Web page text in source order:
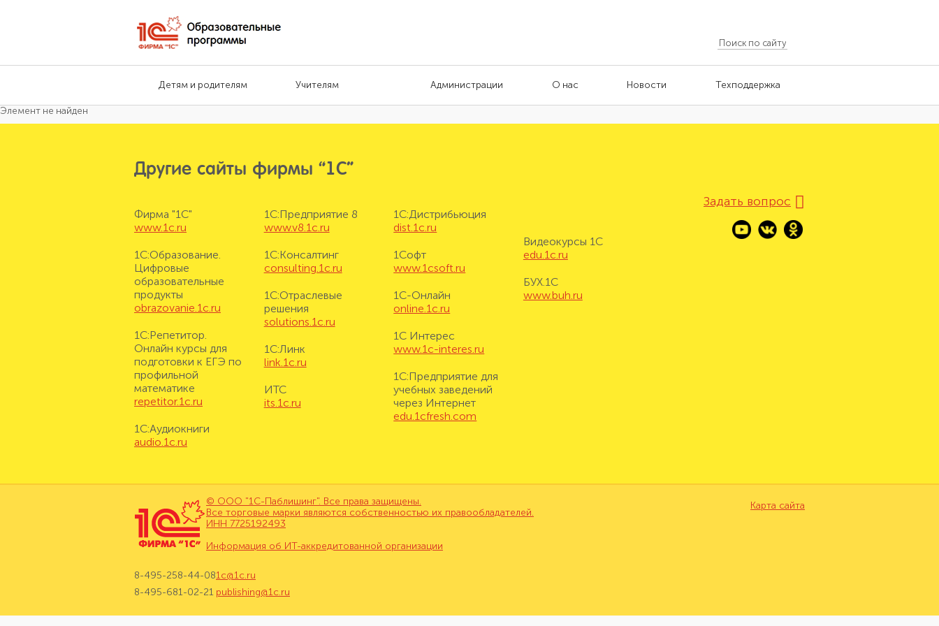
Детям и родителям Учителям Администрации О нас Новости Техподдержка
Элемент не найден
Другие сайты фирмы “1С”
Фирма "1С"
www.1c.ru
1С:Образование.
Цифровые
образовательные
продукты
obrazovanie.1c.ru
1С:Репетитор.
Онлайн курсы для
подготовки к ЕГЭ по
профильной
математике
repetitor.1c.ru
1С:Аудиокниги
audio.1c.ru
1С:Предприятие 8
www.v8.1c.ru
1С:Консалтинг
consulting.1c.ru
1С:Отраслевые
решения
solutions.1c.ru
1С:Линк
link.1c.ru
ИТС
its.1c.ru
1С:Дистрибьюция
dist.1c.ru
1Софт
www.1csoft.ru
1С-Онлайн
online.1c.ru
1С Интерес
www.1c-interes.ru
1С:Предприятие для
учебных заведений
через Интернет
edu.1cfresh.com
Видеокурсы 1С
edu.1c.ru
БУХ.1С
www.buh.ru
Задать вопрос
© ООО "1С-Паблишинг". Все права защищены.
Все торговые марки являются собственностью их правообладателей.
ИНН 7725192493
Информация об ИТ-аккредитованной организации
Карта сайта
8-495-258-44-08
8-495-681-02-21
1c@1c.ru
publishing@1c.ru